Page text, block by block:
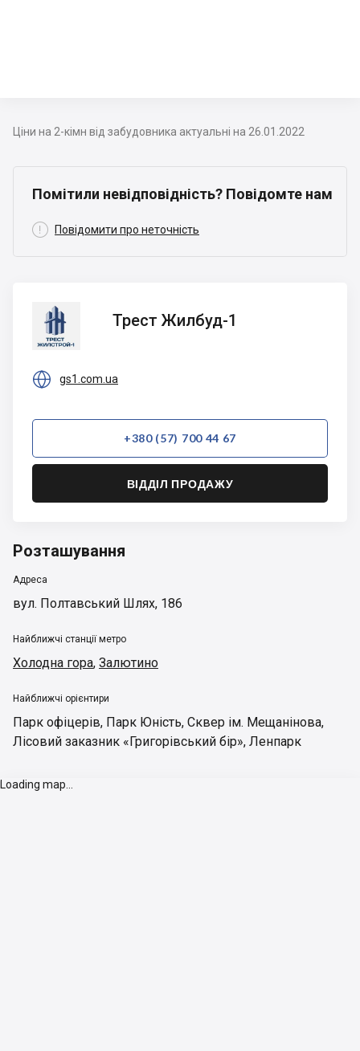
Ціни на 2-кімн від забудовника актуальні на 26.01.2022
Помітили невідповідність? Повідомте нам
 Повідомити про неточність
Трест
Жилбуд-1
Трест Жилбуд-1
 gs1.com.ua
+380 (57) 700 44 67
ВІДДІЛ ПРОДАЖУ
Розташування
Адреса
вул. Полтавський Шлях, 186
Найближчі станції метро
Холодна гора, Залютино
Найближчі орієнтири
Парк офіцерів, Парк Юність, Сквер ім. Мещанінова,
Лісовий заказник «Григорівський бір», Ленпарк
Loading map...